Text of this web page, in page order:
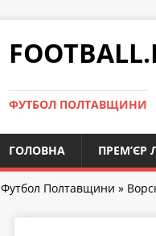
ФУТБОЛ ПОЛТАВЩИНИ
ГОЛОВНА ПРЕМ’ЄР
Футбол Полтавщини »